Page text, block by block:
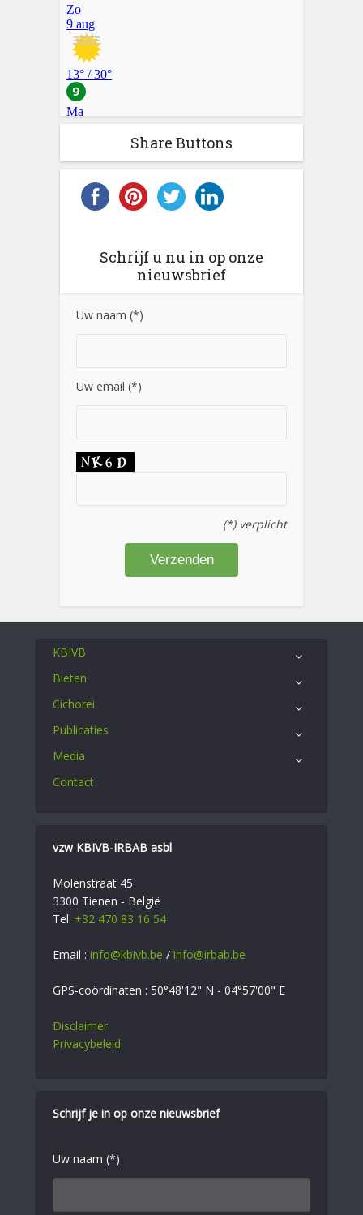
Share Buttons
Schrijf u nu in op onze
nieuwsbrief
Uw naam (*)
Uw email (*)
(*) verplicht
KBIVB
Bieten
Cichorei
Publicaties
Media
Contact
vzw KBIVB-IRBAB asbl
Molenstraat 45
3300 Tienen - België
Tel. +32 470 83 16 54
Email : info@kbivb.be / info@irbab.be
GPS-coördinaten : 50°48'12" N - 04°57'00" E
Disclaimer
Privacybeleid
Schrijf je in op onze nieuwsbrief
Uw naam (*)